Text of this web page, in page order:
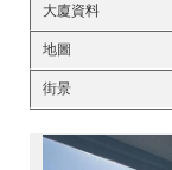
大廈資料
地圖
街景